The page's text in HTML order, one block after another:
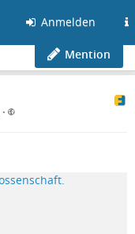
Anmelden
Mention
•